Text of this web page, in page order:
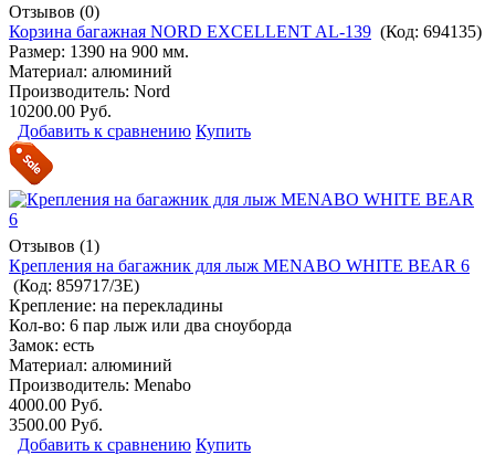
Отзывов (0)
Корзина багажная NORD EXCELLENT AL-139 (Код: 694135)
Размер: 1390 на 900 мм.
Материал: алюминий
Производитель: Nord
10200.00 Руб.
Добавить к сравнению Купить
Отзывов (1)
Крепления на багажник для лыж MENABO WHITE BEAR 6
(Код: 859717/3E)
Крепление: на перекладины
Кол-во: 6 пар лыж или два сноуборда
Замок: есть
Материал: алюминий
Производитель: Menabo
4000.00 Руб.
3500.00 Руб.
Добавить к сравнению Купить